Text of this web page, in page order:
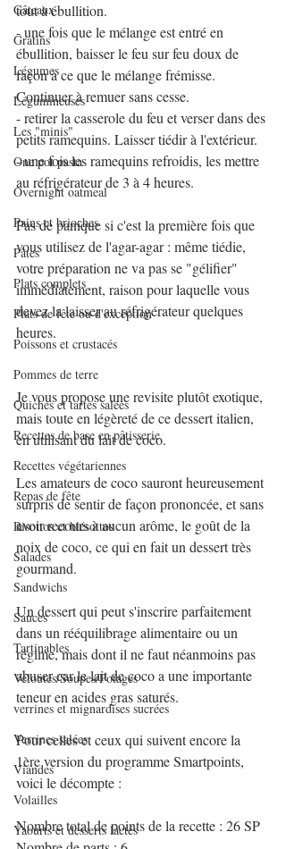
Gâteaux
Gratins
Légumes
Légumineuses
Les "minis"
One pot pasta
Overnight oatmeal
Pains et brioches
Pâtes
Plats complets
Plats de fête ou d'exception
Poissons et crustacés
Pommes de terre
Quiches et tartes salées
Recettes de base en pâtisserie
Recettes végétariennes
Repas de fête
Risottos et blésottos
Salades
Sandwichs
Sauces
Tartinables
Veloutés/Soupes/Potages
verrines et mignardises sucrées
Verrines salées
Viandes
Volailles
Yaourts et desserts lactés
tout à ébullition.
- une fois que le mélange est entré en
ébullition, baisser le feu sur feu doux de
façon à ce que le mélange frémisse.
Continuer à remuer sans cesse.
- retirer la casserole du feu et verser dans des
petits ramequins. Laisser tiédir à l'extérieur.
- une fois les ramequins refroidis, les mettre
au réfrigérateur de 3 à 4 heures.
Pas de panique si c'est la première fois que
vous utilisez de l'agar-agar : même tiédie,
votre préparation ne va pas se "gélifier"
immédiatement, raison pour laquelle vous
devez la laisser au réfrigérateur quelques
heures.
Je vous propose une revisite plutôt exotique,
mais toute en légèreté de ce dessert italien,
en utilisant du lait de coco.
Les amateurs de coco sauront heureusement
surpris de sentir de façon prononcée, et sans
avoir recours à aucun arôme, le goût de la
noix de coco, ce qui en fait un dessert très
gourmand.
Un dessert qui peut s'inscrire parfaitement
dans un rééquilibrage alimentaire ou un
régime, mais dont il ne faut néanmoins pas
abuser car le lait de coco a une importante
teneur en acides gras saturés.
Pour celles et ceux qui suivent encore la
1ère version du programme Smartpoints,
voici le décompte :
Nombre total de points de la recette : 26 SP